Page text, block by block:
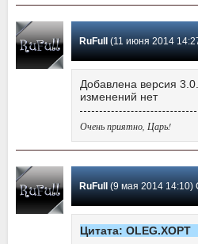
RuFull (11 июня 2014 14:27)
Добавлена версия
изменений нет
Очень приятно, Царь!
RuFull (9 мая 2014 14:10)
Цитата: OLEG.XOPT